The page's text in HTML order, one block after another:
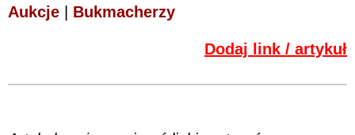
Aukcje Bukmacherzy
Dodaj link / artykuł